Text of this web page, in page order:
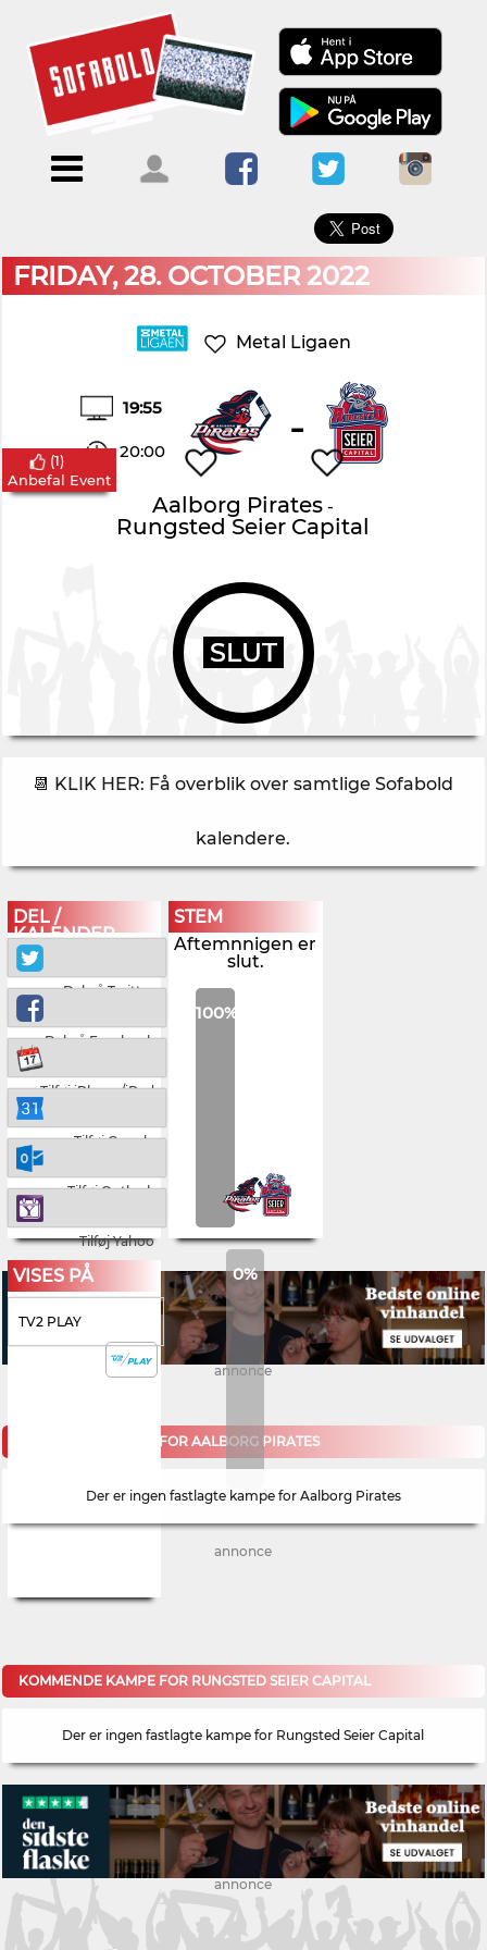
Menu
ForsideKalendere
Blogs
Om
Sofabold
Kontakt
bruger
ind
×
FRIDAY, 28. OCTOBER 2022
Metal Ligaen
19:55
20:00 -
Aalborg Pirates -
Rungsted Seier Capital
SLUT
(1)
Anbefal Event
📆 KLIK HER: Få overblik over samtlige Sofabold
kalendere.
DEL /
KALENDER
Del på Twitter
Del på Facebook
Tilføj iPhone/iPad
Tilføj Google
Tilføj Outlook
Tilføj Yahoo
STEM
Aftemnnigen er
slut.
100%
0%
VISES PÅ
TV2 PLAY
annonce
KOMMENDE KAMPE FOR AALBORG PIRATES
Der er ingen fastlagte kampe for Aalborg Pirates
annonce
KOMMENDE KAMPE FOR RUNGSTED SEIER CAPITAL
Der er ingen fastlagte kampe for Rungsted Seier Capital
annonce